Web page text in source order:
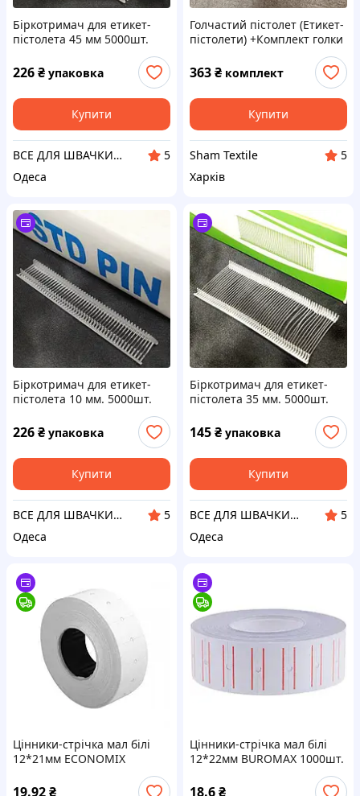
Біркотримач для етикет-
пістолета 45 мм 5000шт.
226₴ упаковка
Купити
ВСЕ ДЛЯ ШВАЧКИ НА SINDTEX.COM
5
Одеса
Голчастий пістолет (Етикет-
пістолети) +Комплект голки
363₴ комплект
Купити
Sham Textile
5
Харків
Біркотримач для етикет-
пістолета 10 мм. 5000шт.
226₴ упаковка
Купити
ВСЕ ДЛЯ ШВАЧКИ НА SINDTEX.COM
5
Одеса
Біркотримач для етикет-
пістолета 35 мм. 5000шт.
145₴ упаковка
Купити
ВСЕ ДЛЯ ШВАЧКИ НА SINDTEX.COM
5
Одеса
Цінники-стрічка мал білі
12*21мм ECONOMIX
пістолета E21301-14
19.92₴
Цінники-стрічка мал білі
12*22мм BUROMAX 1000шт.
внутрішня намотка
18.6₴